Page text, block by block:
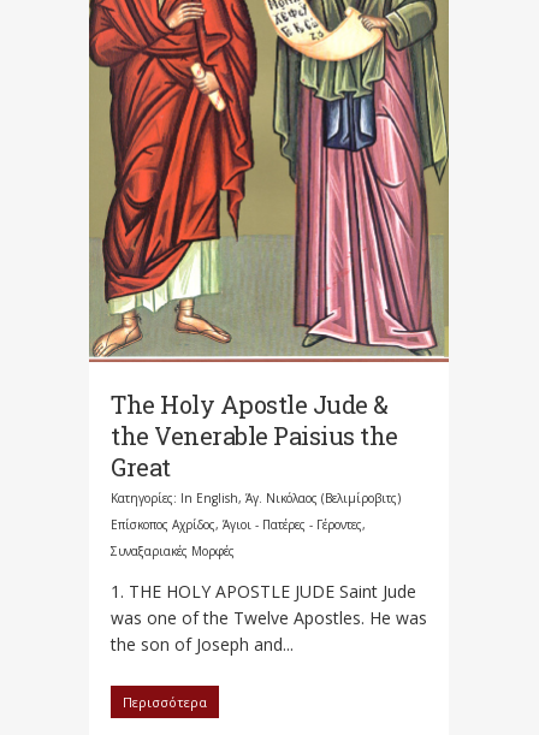
The Holy Apostle Jude &
the Venerable Paisius the
Great
Κατηγορίες: In English, Άγ. Νικόλαος (Βελιμίροβιτς)
Επίσκοπος Αχρίδος, Άγιοι - Πατέρες - Γέροντες,
Συναξαριακές Μορφές
1. THE HOLY APOSTLE JUDE Saint Jude
was one of the Twelve Apostles. He was
the son of Joseph and...
Περισσότερα